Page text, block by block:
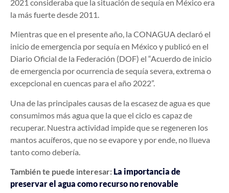
2021 consideraba que la situación de sequía en México era
la más fuerte desde 2011.
Mientras que en el presente año, la CONAGUA declaró el
inicio de emergencia por sequía en México y publicó en el
Diario Oficial de la Federación (DOF) el “Acuerdo de inicio
de emergencia por ocurrencia de sequía severa, extrema o
excepcional en cuencas para el año 2022”.
Una de las principales causas de la escasez de agua es que
consumimos más agua que la que el ciclo es capaz de
recuperar. Nuestra actividad impide que se regeneren los
mantos acuíferos, que no se evapore y por ende, no llueva
tanto como debería.
También te puede interesar: La importancia de
preservar el agua como recurso no renovable